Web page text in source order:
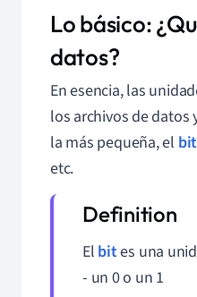
Lo básico:
datos?
En esencia, las
los archivos de datos
la más pequeña, el bit
etc.
El bites una
- un 0 o un 1